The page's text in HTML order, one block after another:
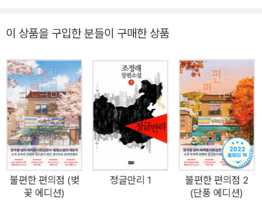
목길. 오가는 사람도 많지 않은 가정집들 사이에 평범한 동네 서
람처럼 얼굴에 아무런 의욕도 보이지 않는 서점 주인 영주는 처음
몇 달간은 자신이 손님인 듯 일은 하지 않고 가만히 앉아 책만 읽
는다. 그렇게 잃어버린 것들을 하나둘 되찾는 기분으로 하루하루
를 보내다 보니 소진되고 텅 빈 것만 같았던 내면의 느낌이 서서
히 사라진다. 그러다 어느 순간 깨닫는다. 자신이 꽤 건강해졌다
는 사실을. 그 순간부터 휴남동 서점은 완전히 새로운 공간이 된
다. 사람이 모이고 감정이 모이고 저마다의 이야기가 모이는 공간
으로. 바리스타 민준, 로스팅 업체 대표 지미, 작가 승우, 단골손
님 정서, 사는 게 재미없는 고등학생 민철과 그의 엄마 희주 등 크
이 상품을 구입한 분들이 구매한 상품
불편한 편의점 (벚
꽃 에디션)
정글만리 1
불편한 편의점 2
(단풍 에디션)